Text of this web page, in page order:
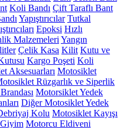
Koli Bandı Çift Taraflı Bant
Yapıştırıcılar Tutkal
Epoksi Hızlı
Malzemeleri Yangın
Çelik Kasa Kilit Kutu ve
Kargo Poşeti Koli
Aksesuarları Motosiklet
Rüzgarlık ve Siperlik
Motorsiklet Yedek
Diğer Motosiklet Yedek
Kolu Motosiklet Kayışı
Motorcu Eldiveni